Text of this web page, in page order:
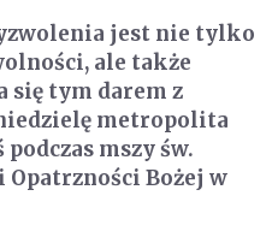
jest nie tylko
ale także
się tym darem z
metropolita
mszy św.
Bożej w